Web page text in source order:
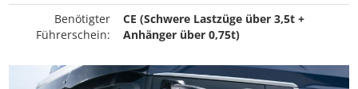
Benötigter
Führerschein:
CE (Schwere Lastzüge über 3,5t +
Anhänger über 0,75t)